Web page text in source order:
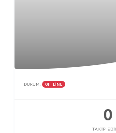
DURUM: OFFLINE
0
TAKIP